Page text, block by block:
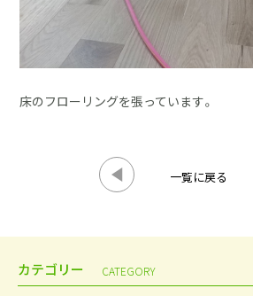
床のフローリングを張っています。
一覧に戻る
カテゴリー CATEGORY